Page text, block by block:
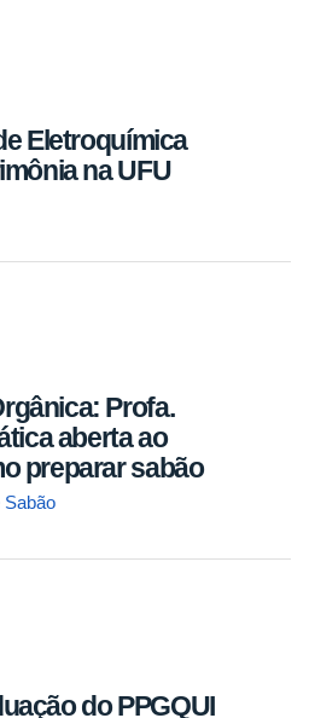
Eletroquímica
na UFU
Profa.
aberta ao
preparar sabão
do PPGQUI